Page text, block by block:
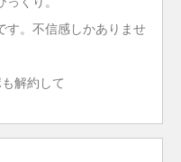
す。不信感しかありませ
解約して